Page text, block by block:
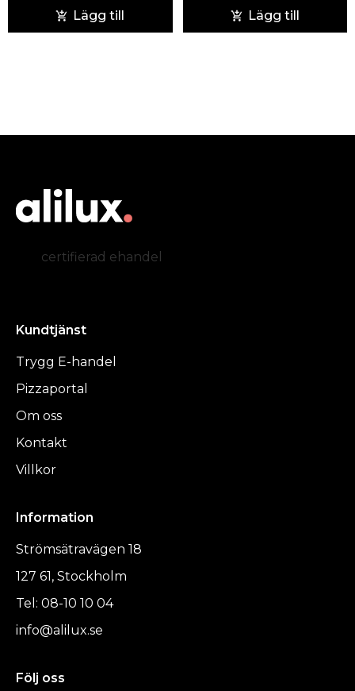
Lägg till Lägg till
certifierad ehandel
Kundtjänst
Trygg E-handel
Pizzaportal
Om oss
Kontakt
Villkor
Information
Strömsätravägen 18
127 61, Stockholm
Tel: 08-10 10 04
info@alilux.se
Följ oss